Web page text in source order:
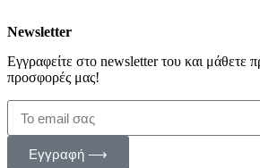
Newsletter
Εγγραφείτε στο newsletter του και μάθετε
προσφορές μας!
Εγγραφή ⟶